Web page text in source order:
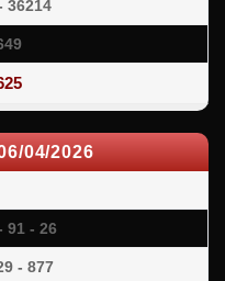
36214
04/2026
91 - 26
- 877